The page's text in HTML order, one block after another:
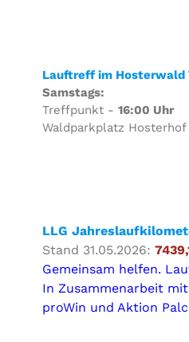
Lauftreff im Hosterwald
Samstags:
Treffpunkt - 16:00 Uhr
Waldparkplatz
LLG
Stand 31.05.2026:
Gemeinsam helfen.
In Zusammenarbeit mit
proWin und Aktion